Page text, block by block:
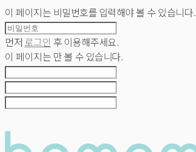
이 페이지는 비밀번호를 입력해야 볼 수 있습니다.
먼저 로그인 후 이용해주세요.
이 페이지는 만 볼 수 있습니다.